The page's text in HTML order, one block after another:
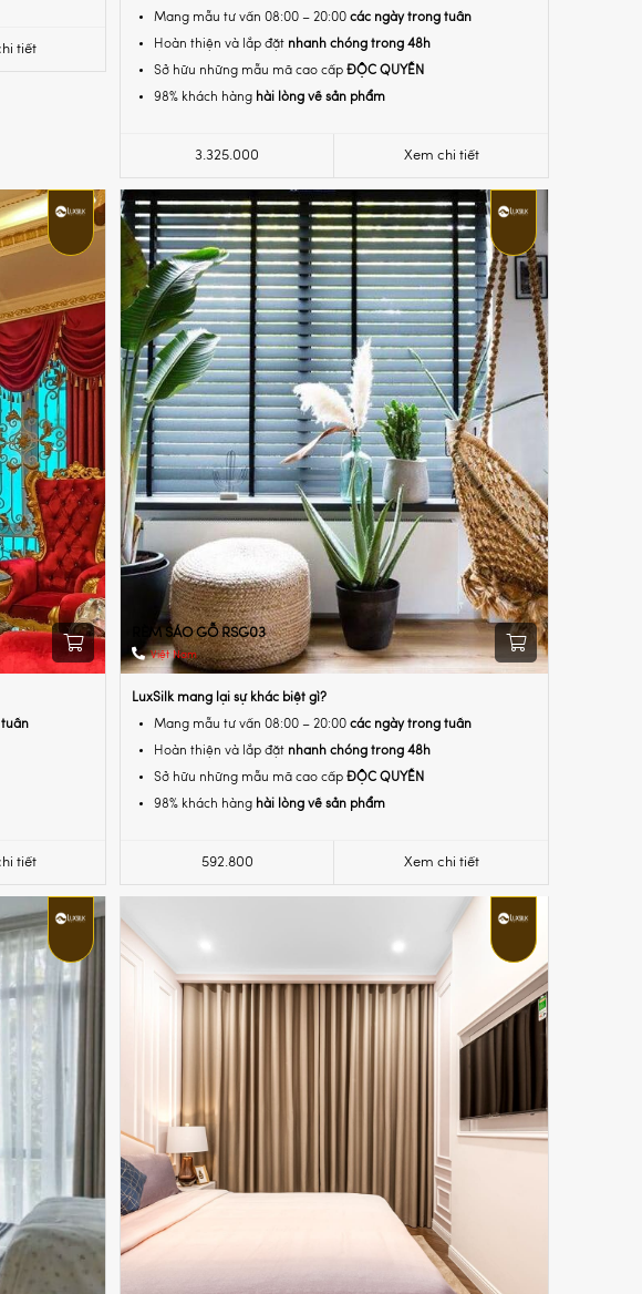
tiết
Mang mẫu tư vấn 08:00 – 20:00 các ngày trong tuần
Hoàn thiện và lắp đặt nhanh chóng trong 48h
Sở hữu những mẫu mã cao cấp ĐỘC QUYỀN
98% khách hàng hài lòng về sản phẩm
3.325.000 Xem chi tiết
tiết
RÈM SÁO GỖ RSG03
Việt Nam
LuxSilk mang lại sự khác biệt gì?
Mang mẫu tư vấn 08:00 – 20:00 các ngày trong tuần
Hoàn thiện và lắp đặt nhanh chóng trong 48h
Sở hữu những mẫu mã cao cấp ĐỘC QUYỀN
98% khách hàng hài lòng về sản phẩm
592.800 Xem chi tiết